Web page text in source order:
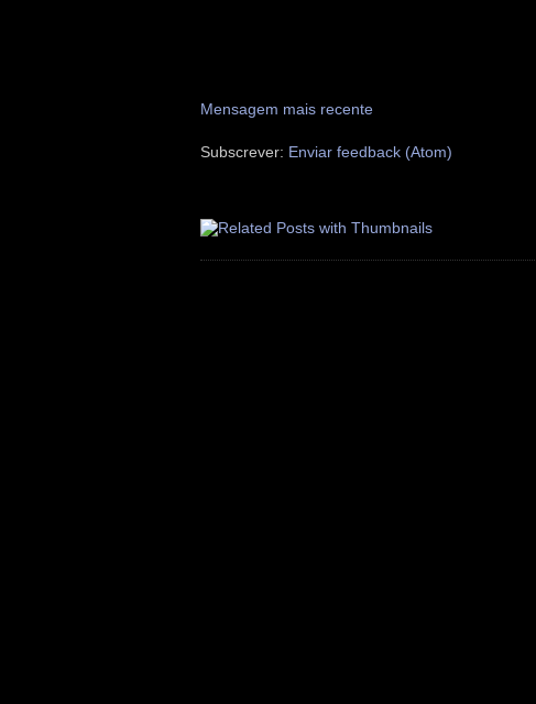
Mensagem mais recente
Subscrever: Enviar feedback (Atom)